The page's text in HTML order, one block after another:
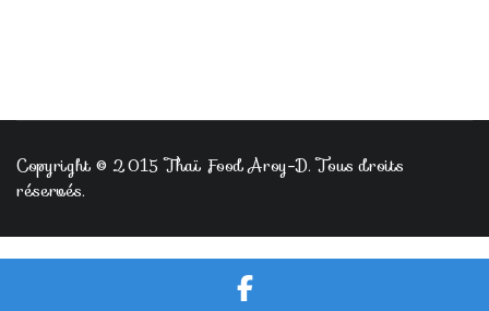
Copyright © 2015 Thaï Food Aroy-D. Tous droits
réservés.